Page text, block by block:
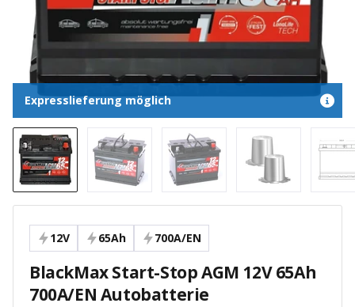
Expresslieferung möglich
12V 65Ah 700A/EN
BlackMax Start-Stop AGM 12V 65Ah
700A/EN Autobatterie